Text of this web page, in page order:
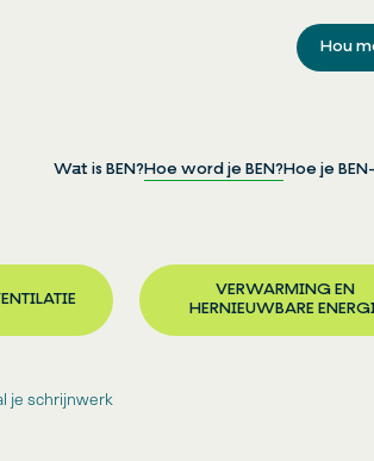
Hou
Wat is BEN?Hoe word je BEN?Hoe je
VERWARMING EN
HERNIEUWBARE
je schrijnwerk